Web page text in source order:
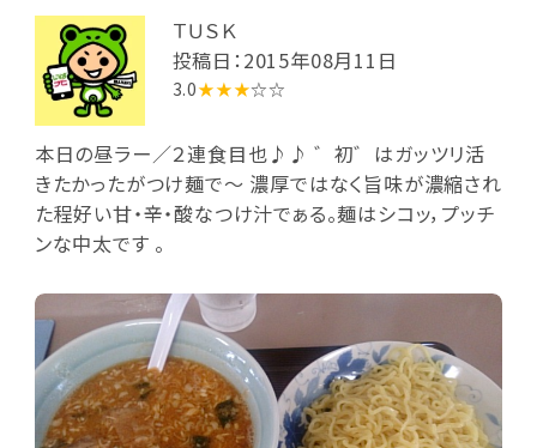
ＴＵＳＫ
投稿日：2015年08月11日
3.0★★★☆☆
本日の昼ラー／２連食目也♪♪ ゛初゛はガッツリ活
きたかったがつけ麺で～ 濃厚ではなく旨味が濃縮され
た程好い甘・辛・酸なつけ汁でぁる。麺はシコッ，プッチ
ンな中太です 。